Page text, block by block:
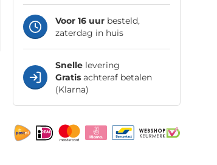
Voor 16 uurbesteld,
zaterdag in huis
Snellelevering
Gratisachteraf betalen
(Klarna)